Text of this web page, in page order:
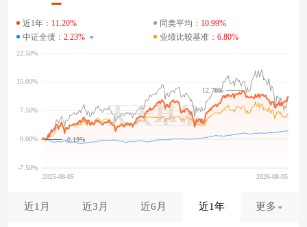
近1年： 11.20% 同类平均： 10.99%
中证全债： 2.23% 业绩比较基准： 6.80%
-0.19%
12.70%
近1月 近3月 近6月 近1年 更多